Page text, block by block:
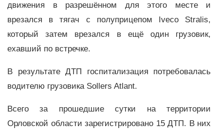
движения в разрешённом для этого месте и
врезался в тягач с полуприцепом Iveco Stralis,
который затем врезался в ещё один грузовик,
ехавший по встречке.
В результате ДТП госпитализация потребовалась
водителю грузовика Sollers Atlant.
Всего за прошедшие сутки на территории
Орловской области зарегистрировано 15 ДТП. В них